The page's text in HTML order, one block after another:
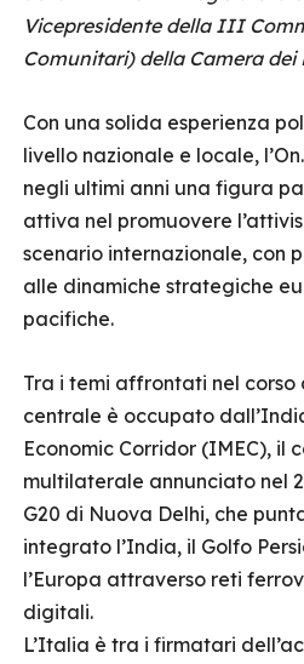
Vicepresidente della III
Comunitari) della Camera dei
Con una solida esperienza
livello nazionale e locale,
negli ultimi anni una figura
attiva nel promuovere
scenario internazionale, con
alle dinamiche strategiche
pacifiche.
Tra i temi affrontati nel corso
centrale è occupato
Economic Corridor (IMEC), il
multilaterale annunciato nel
G20 di Nuova Delhi, che
integrato l’India, il Golfo
l’Europa attraverso reti
digitali.
L’Italia è tra i firmatari